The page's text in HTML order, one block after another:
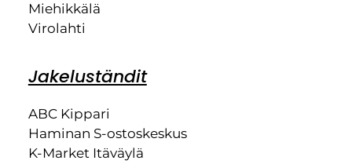
Miehikkälä
Virolahti
Jakeluständit
ABC Kippari
Haminan S-ostoskeskus
K-Market Itäväylä